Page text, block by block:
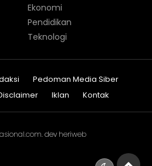
Ekonomi
Pendidikan
Teknologi
Pedoman Media Siber
Iklan Kontak
. dev heriweb